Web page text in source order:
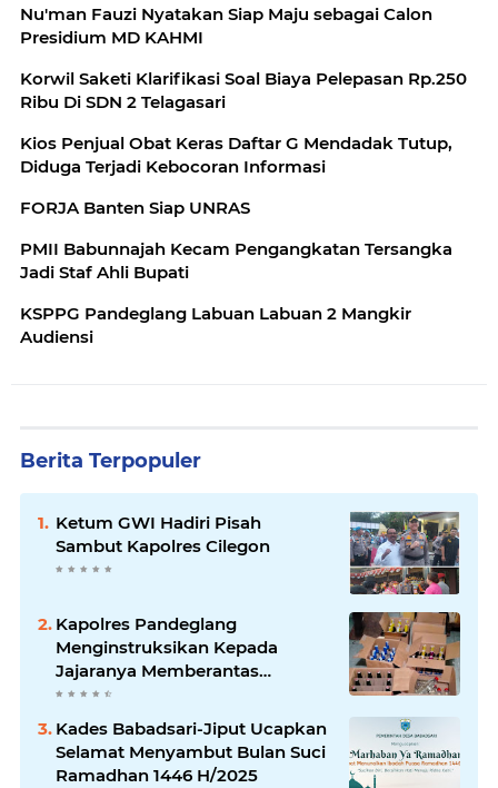
Nu'man Fauzi Nyatakan Siap Maju sebagai Calon
Presidium MD KAHMI
Korwil Saketi Klarifikasi Soal Biaya Pelepasan Rp.250
Ribu Di SDN 2 Telagasari
Kios Penjual Obat Keras Daftar G Mendadak Tutup,
Diduga Terjadi Kebocoran Informasi
FORJA Banten Siap UNRAS
PMII Babunnajah Kecam Pengangkatan Tersangka
Jadi Staf Ahli Bupati
KSPPG Pandeglang Labuan Labuan 2 Mangkir
Audiensi
Berita Terpopuler
Ketum GWI Hadiri Pisah
Sambut Kapolres Cilegon
Kapolres Pandeglang
Menginstruksikan Kepada
Jajaranya Memberantas
Peredaran Miras
Kades Babadsari-Jiput Ucapkan
Selamat Menyambut Bulan Suci
Ramadhan 1446 H/2025